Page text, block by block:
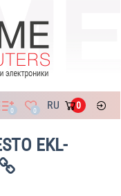
0 0 RU 0
EKL-